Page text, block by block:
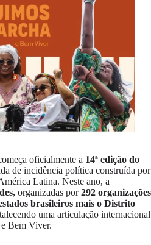
oficialmente a 14ª edição do
de incidência política construída por
Latina. Neste ano, a
organizadas por292 organizações
brasileiros mais o Distrito
uma articulação internacional
Bem Viver.